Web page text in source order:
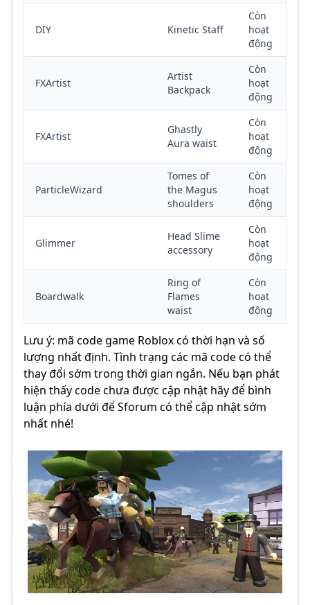
DIY Kinetic Staff
Còn
hoạt
động
FXArtist
Artist
Backpack
Còn
hoạt
động
FXArtist
Ghastly
Aura waist
Còn
hoạt
động
ParticleWizard
Tomes of
the Magus
shoulders
Còn
hoạt
động
Glimmer
Head Slime
accessory
Còn
hoạt
động
Boardwalk
Ring of
Flames
waist
Còn
hoạt
động
Lưu ý: mã code game Roblox có thời hạn và số
lượng nhất định. Tình trạng các mã code có thể
thay đổi sớm trong thời gian ngắn. Nếu bạn phát
hiện thấy code chưa được cập nhật hãy để bình
luận phía dưới để Sforum có thể cập nhật sớm
nhất nhé!